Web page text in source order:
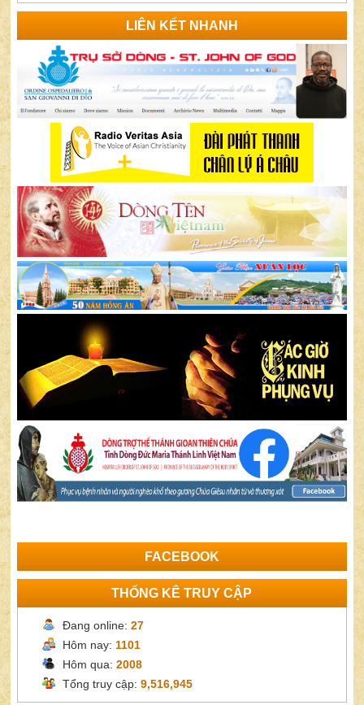
LIÊN KẾT NHANH
FACEBOOK
THỐNG KÊ TRUY CẬP
Đang online:27
Hôm nay:1101
Hôm qua:2008
Tổng truy cập:9,516,945